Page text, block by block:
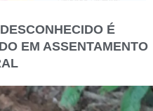
É
EM ASSENTAMENTO